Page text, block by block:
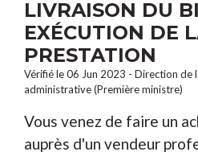
LIVRAISON DU
EXÉCUTION DE
PRESTATION
Vérifié le 06 Jun 2023 - Direction de
administrative (Première ministre)
Vous venez de faire un
auprès d'un vendeur